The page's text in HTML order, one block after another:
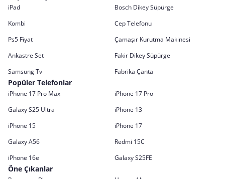
iPad
Bosch Dikey Süpürge
Kombi
Cep Telefonu
Ps5 Fiyat
Çamaşır Kurutma Makinesi
Ankastre Set
Fakir Dikey Süpürge
Samsung Tv
Fabrika Çanta
Popüler Telefonlar
iPhone 17 Pro Max
iPhone 17 Pro
Galaxy S25 Ultra
iPhone 13
iPhone 15
iPhone 17
Galaxy A56
Redmi 15C
iPhone 16e
Galaxy S25FE
Öne Çıkanlar